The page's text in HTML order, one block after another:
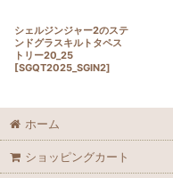
シェルジンジャー2のステ
ンドグラスキルトタペス
トリー20_25
[SGQT2025_SGIN2]
ホーム
ショッピングカート